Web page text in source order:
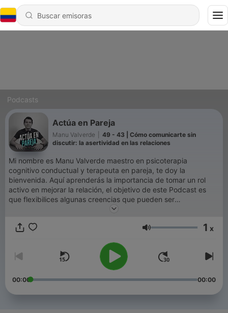
Podcasts
Actúa en Pareja
Manu Valverde
49 - 43 | Cómo comunicarte sin
discutir: la asertividad en las relaciones
Mi nombre es Manu Valverde maestro en psicoterapia
cognitivo conductual y terapeuta en pareja, te doy la
bienvenida. Aquí aprenderás la importancia de tomar un rol
activo en mejorar la relación, el objetivo de este Podcast es
que flexibilices algunas creencias que pueden ser
problemáticas referente a la vida en pareja y desarrolles
Volumen 1 x
00:00 00:00